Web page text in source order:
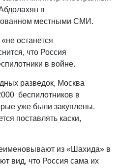
в
местными СМИ.
останется
что Россия
в войне.
разведок, Москва
беспилотников в
уже были закуплены.
поставлять каски,
из «Шахида» в
вид, что Россия сама их